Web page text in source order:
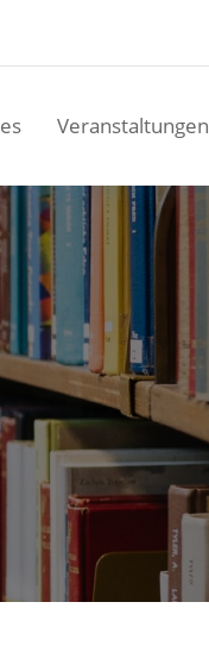
Veranstaltungen